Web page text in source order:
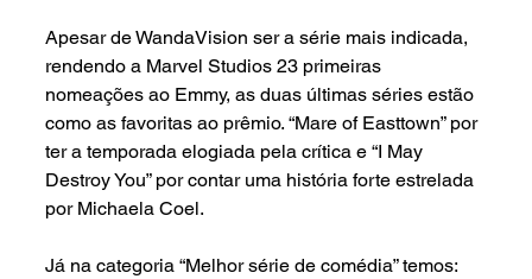
Apesar de WandaVision ser a série mais indicada,
rendendo a Marvel Studios 23 primeiras
nomeações ao Emmy, as duas últimas séries estão
como as favoritas ao prêmio. “Mare of Easttown” por
ter a temporada elogiada pela crítica e “I May
Destroy You” por contar uma história forte estrelada
por Michaela Coel.
Já na categoria “Melhor série de comédia” temos: